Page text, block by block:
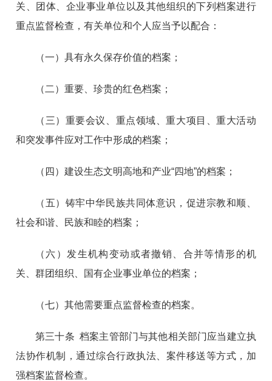
关、团体、企业事业单位以及其他组织的下列档案进行
重点监督检查，有关单位和个人应当予以配合：
（一）具有永久保存价值的档案；
（二）重要、珍贵的红色档案；
（三）重要会议、重点领域、重大项目、重大活动
和突发事件应对工作中形成的档案；
（四）建设生态文明高地和产业“四地”的档案；
（五）铸牢中华民族共同体意识，促进宗教和顺、
社会和谐、民族和睦的档案；
（六）发生机构变动或者撤销、合并等情形的机
关、群团组织、国有企业事业单位的档案；
（七）其他需要重点监督检查的档案。
第三十条 档案主管部门与其他相关部门应当建立执
法协作机制，通过综合行政执法、案件移送等方式，加
强档案监督检查。